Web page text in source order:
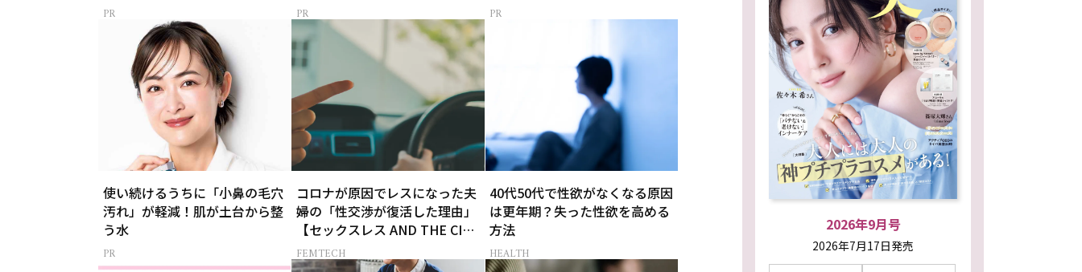
使い続けるうちに「小鼻の毛穴
汚れ」が軽減！肌が土台から整
う水
コロナが原因でレスになった夫
婦の「性交渉が復活した理由」
【セックスレス AND THE CITY
-女たちの告白-】
FEMTECH
40代50代で性欲がなくなる原因
は更年期？失った性欲を高める
方法
HEALTH
2026年9月号
2026年7月17日発売